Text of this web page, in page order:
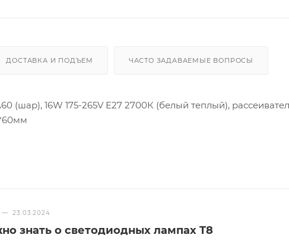
ДОСТАВКА И ПОДЪЕМ ЧАСТО ЗАДАВАЕМЫЕ ВОПРОСЫ
(шар), 16W 175-265V E27 2700К (белый теплый),
— 23.03.2024
знать о светодиодных лампах T8